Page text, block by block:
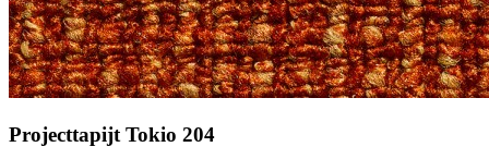
Projecttapijt Tokio 204